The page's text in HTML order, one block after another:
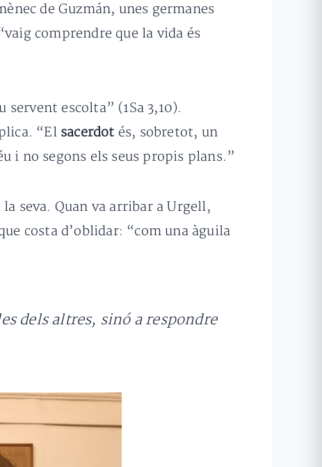
de Guzmán, unes germanes
comprendre que la vida és
servent escolta” (1Sa 3,10).
“El sacerdot és, sobretot, un
i no segons els seus propis plans.”
seva. Quan va arribar a Urgell,
costa d’oblidar: “com una àguila
dels altres, sinó a respondre